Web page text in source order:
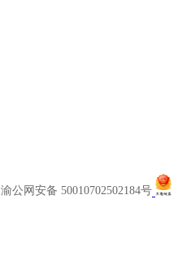
渝公网安备 50010702502184号